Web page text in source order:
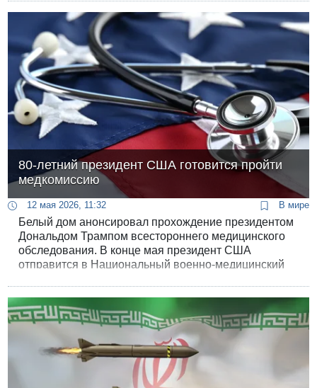
перешли к открытой фазе операции и задержали
ключевых фигурантов дела.
80-летний президент США готовится пройти
медкомиссию
12 мая 2026, 11:32 В мире
Белый дом анонсировал прохождение президентом
Дональдом Трампом всестороннего медицинского
обследования. В конце мая президент США
отправится в Национальный военно-медицинский
себя не только общую диспансеризацию, но и визит
к стоматологу. Этот осмотр станет уже четвертым
публично подтвержденным медобследованием
Трампа в ходе второго срока.